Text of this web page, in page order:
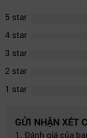
5 star
4 star
3 star
2 star
1 star
GỬI NHẬN XÉT
1. Đánh giá của